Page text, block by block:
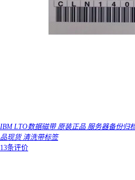
IBM LTO数据磁带 原装正品 服务器备份归
品现货 清洗带标签
13条评价